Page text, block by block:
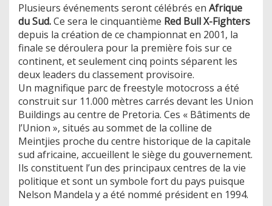
Plusieurs événements seront célébrés en Afrique
du Sud.Ce sera le cinquantième Red Bull X-Fighters
depuis la création de ce championnat en 2001, la
finale se déroulera pour la première fois sur ce
continent, et seulement cinq points séparent les
deux leaders du classement provisoire.
Un magnifique parc de freestyle motocross a été
construit sur 11.000 mètres carrés devant les Union
Buildings au centre de Pretoria. Ces « Bâtiments de
l’Union », situés au sommet de la colline de
Meintjies proche du centre historique de la capitale
sud africaine, accueillent le siège du gouvernement.
Ils constituent l’un des principaux centres de la vie
politique et sont un symbole fort du pays puisque
Nelson Mandela y a été nommé président en 1994.